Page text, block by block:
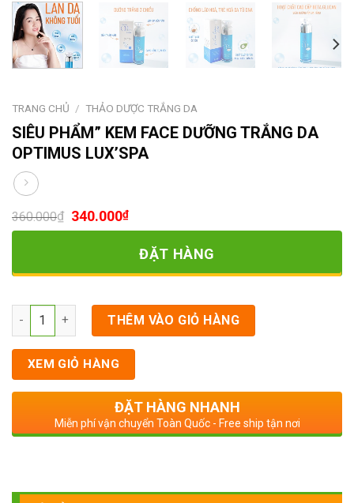
TRANG CHỦ / THẢO DƯỢC TRẮNG DA
SIÊU PHẨM” KEM FACE DƯỠNG TRẮNG DA
OPTIMUS LUX’SPA
360.000₫ 340.000₫
ĐẶT HÀNG
Số lượng THÊM VÀO GIỎ HÀNG
XEM GIỎ HÀNG
ĐẶT HÀNG NHANH
Miễn phí vận chuyển Toàn Quốc - Free ship tận nơi